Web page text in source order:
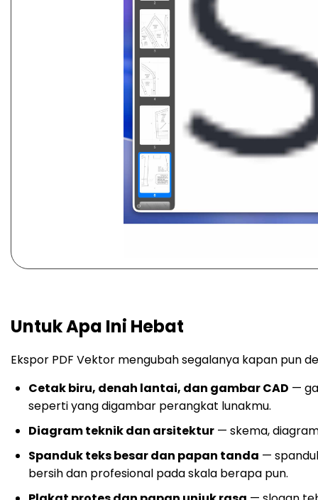
Untuk Apa Ini Hebat
Ekspor PDF Vektor mengubah segalanya kapan pun
Cetak biru, denah lantai, dan gambar CAD —
seperti yang digambar perangkat lunakmu.
Diagram teknik dan arsitektur — skema,
Spanduk teks besar dan papan tanda —
bersih dan profesional pada skala berapa pun.